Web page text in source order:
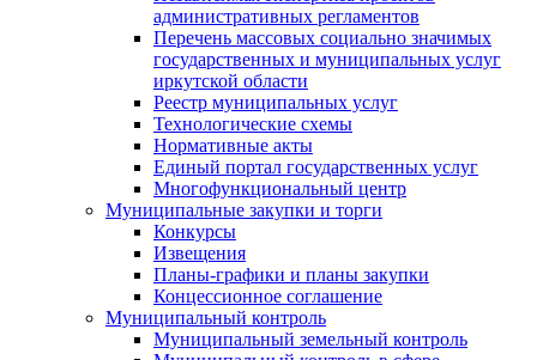
административных регламентов
Перечень массовых социально значимых
государственных и муниципальных услуг
иркутской области
Реестр муниципальных услуг
Технологические схемы
Нормативные акты
Единый портал государственных услуг
Многофункциональный центр
Муниципальные закупки и торги
Конкурсы
Извещения
Планы-графики и планы закупки
Концессионное соглашение
Муниципальный контроль
Муниципальный земельный контроль